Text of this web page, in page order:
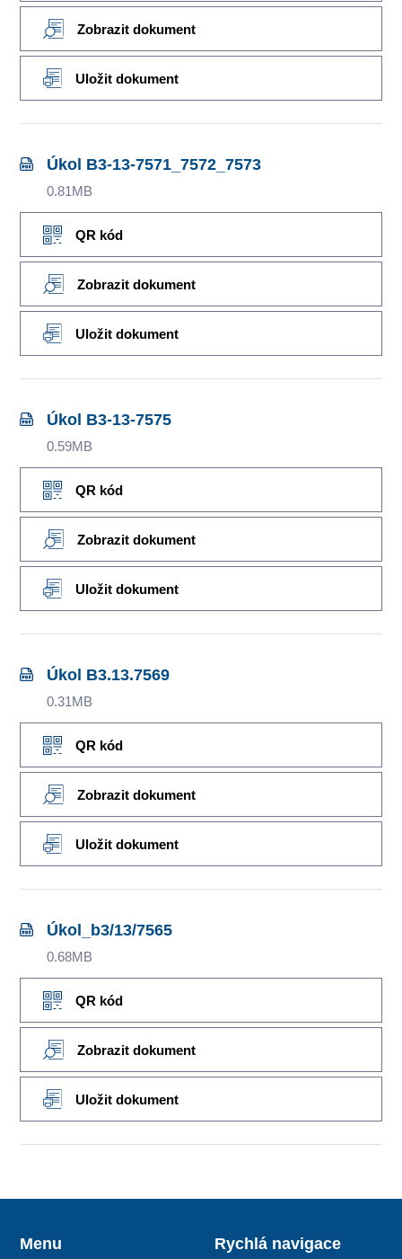
Zobrazit dokument
Uložit dokument
Úkol B3-13-7571_7572_7573
0.81MB
QR kód
Zobrazit dokument
Uložit dokument
Úkol B3-13-7575
0.59MB
QR kód
Zobrazit dokument
Uložit dokument
Úkol B3.13.7569
0.31MB
QR kód
Zobrazit dokument
Uložit dokument
Úkol_b3/13/7565
0.68MB
QR kód
Zobrazit dokument
Uložit dokument
Menu Rychlá navigace